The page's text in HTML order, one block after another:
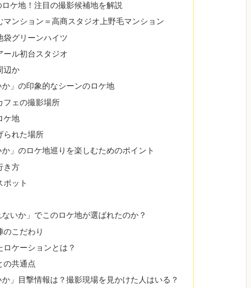
ケ地！注目の撮影候補地を解説
マンション＝高商スタジオ上野毛マンション
袋グリーンハイツ
ール初台スタジオ
辺か
」の印象的なシーンのロケ地
フェの撮影場所
ケ地
られた場所
」のロケ地巡りを楽しむためのポイント
き方
ポット
いか」でこのロケ地が選ばれたのか？
こだわり
ロケーションとは？
の共通点
」目撃情報は？撮影現場を見かけた人はいる？